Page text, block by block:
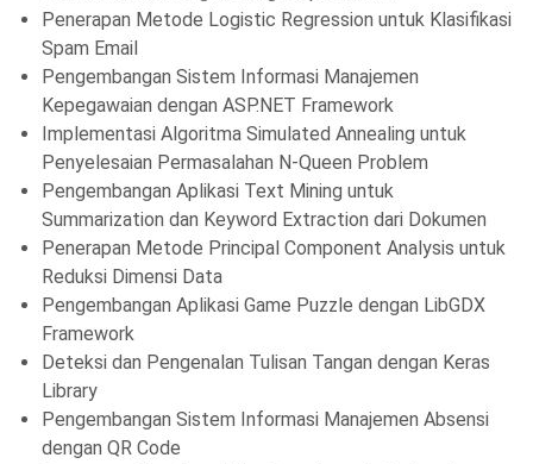
Penerapan Metode Logistic Regression untuk Klasifikasi
Spam Email
Pengembangan Sistem Informasi Manajemen
Kepegawaian dengan ASP.NET Framework
Implementasi Algoritma Simulated Annealing untuk
Penyelesaian Permasalahan N-Queen Problem
Pengembangan Aplikasi Text Mining untuk
Summarization dan Keyword Extraction dari Dokumen
Penerapan Metode Principal Component Analysis untuk
Reduksi Dimensi Data
Pengembangan Aplikasi Game Puzzle dengan LibGDX
Framework
Deteksi dan Pengenalan Tulisan Tangan dengan Keras
Library
Pengembangan Sistem Informasi Manajemen Absensi
dengan QR Code